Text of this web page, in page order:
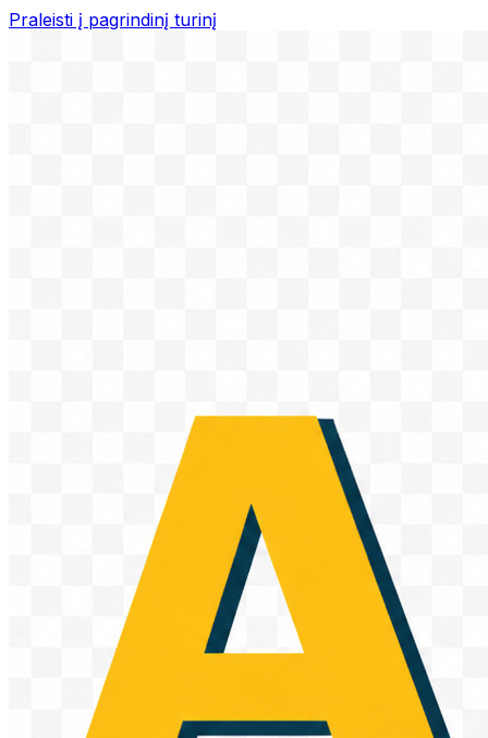
Praleisti į pagrindinį turinį